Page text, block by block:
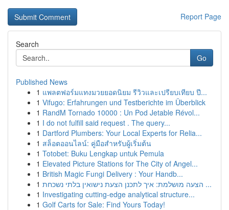
Report Page
Search
Go
Published News
1 แพลตฟอร์มแทงมวยยอดนิยม รีวิวและเปรียบเทียบ ปี...
1 Vifugo: Erfahrungen und Testberichte im Überblick
1 RandM Tornado 10000 : Un Pod Jetable Révol...
1 I do not fulfill said request . The query...
1 Dartford Plumbers: Your Local Experts for Relia...
1 สล็อตออนไลน์: คู่มือสำหรับผู้เริ่มต้น
1 Totobet: Buku Lengkap untuk Pemula
1 Elevated Picture Stations for The City of Angel...
1 British Magic Fungi Delivery : Your Handb...
1
הצעה מושלמת: איך לתכנן הצעת נישואין בלתי נשכחת ...
1 Investigating cutting-edge analytical structure...
1 Golf Carts for Sale: Find Yours Today!